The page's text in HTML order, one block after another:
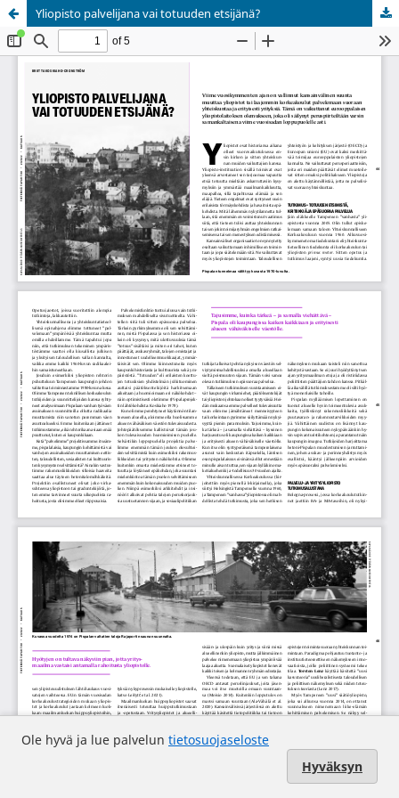
Yliopisto palvelijana vai totuuden etsijänä?
Ole hyvä ja lue palvelun tietosuojaseloste
Hyväksyn
Palvelua ylläpitää